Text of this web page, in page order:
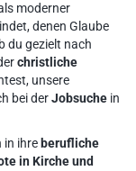
moderner
denen Glaube
du gezielt nach
christliche
unsere
bei derJobsuche in
in ihre berufliche
in Kirche und